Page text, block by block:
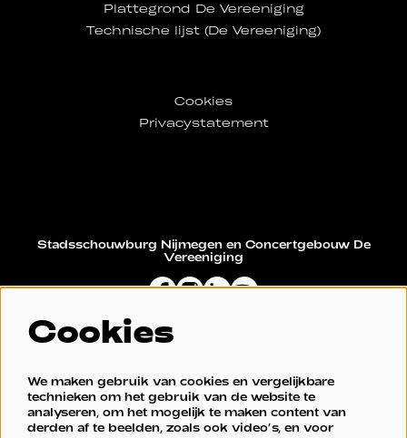
Plattegrond De Vereeniging
Technische lijst (De Vereeniging)
Cookies
Privacystatement
Stadsschouwburg Nijmegen en Concertgebouw De
Vereeniging
Cookies
We maken gebruik van cookies en vergelijkbare
technieken om het gebruik van de website te
analyseren, om het mogelijk te maken content van
derden af te beelden, zoals ook video’s, en voor